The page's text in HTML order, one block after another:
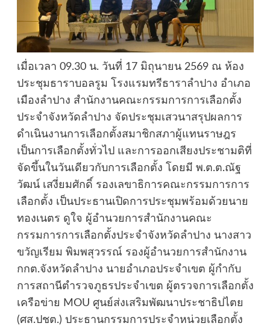
เมื่อเวลา 09.30 น. วันที่ 17 มิถุนายน 2569 ณ ห้อง
ประชุมธาราบอลรูม โรงแรมทรีธาราลำปาง อำเภอ
เมืองลำปาง สำนักงานคณะกรรมการการเลือกตั้ง
ประจำจังหวัดลำปาง จัดประชุมเสวนาสรุปผลการ
ดำเนินงานการเลือกตั้งสมาชิกสภาผู้แทนราษฎร
เป็นการเลือกตั้งทั่วไป และการออกเสียงประชามติที่
จัดขึ้นในวันเดียวกับการเลือกตั้ง โดยมี พ.ต.ต.ณัฐ
วัฒน์ เสงี่ยมศักดิ์ รองเลขาธิการคณะกรรมการการ
เลือกตั้ง เป็นประธานเปิดการประชุมพร้อมด้วยนาย
ทองเนตร ดูใจ ผู้อำนวยการสำนักงานคณะ
กรรมการการเลือกตั้งประจำจังหวัดลำปาง นางสาว
ขวัญเรียม พิมพสุวรรณ์ รองผู้อำนวยการสำนักงาน
กกต.จังหวัดลำปาง นายอำเภอประจำเขต ผู้กำกับ
การสถานีตำรวจภูธรประจำเขต ผู้ตรวจการเลือกตั้ง
เครือข่าย MOU ศูนย์ส่งเสริมพัฒนาประชาธิปไตย
(ศส.ปชต.) ประธานกรรมการประจำหน่วยเลือกตั้ง